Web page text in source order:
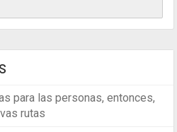
para las personas, entonces,
rutas